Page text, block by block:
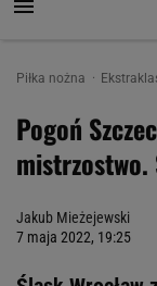
Piłka nożna
Pogoń
Jakub Mieżejewski
7 maja 2022, 19:25